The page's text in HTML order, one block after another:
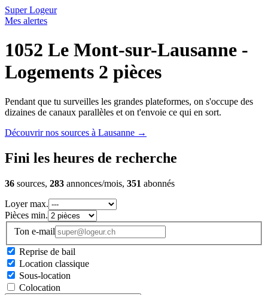
Super Logeur
Mes alertes
1052 Le Mont-sur-Lausanne -
Logements 2 pièces
Pendant que tu surveilles les grandes plateformes, on s'occupe des
dizaines de canaux parallèles et on t'envoie ce qui en sort.
Découvrir nos sources à Lausanne →
Fini les heures de recherche
36 sources, 283 annonces/mois, 351 abonnés
Loyer max.
Pièces min.
Ton e-mail
Reprise de bail
Location classique
Sous-location
Colocation